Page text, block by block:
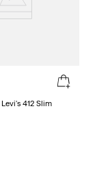
412 Slim